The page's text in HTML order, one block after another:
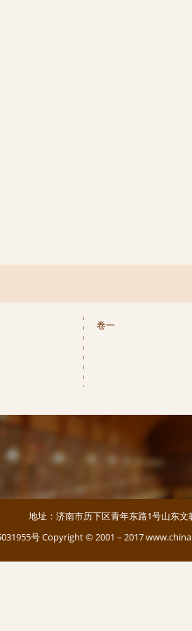
卷一
地址：济南市历下区青年东路1号山东
号Copyright © 2001－2017